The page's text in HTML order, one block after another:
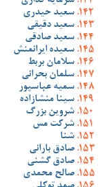
سعید حیدری
سعید دقیقی
سعید صادقی
سعیده ایرانمنش
سلامان بربط
سلمان بحرانی
سمیه عباسپور
سینا منشازاده
شروین بزرگ
شرکت مس
شنا
صادق بارانی
صادق گشنی
صالح محمدی